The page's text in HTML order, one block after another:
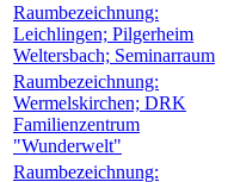
Raumbezeichnung:
Leichlingen; Pilgerheim
Weltersbach; Seminarraum
Raumbezeichnung:
Wermelskirchen; DRK
Familienzentrum
"Wunderwelt"
Raumbezeichnung: